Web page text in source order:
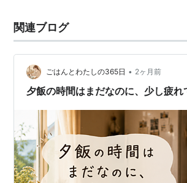
関連ブログ
ごはんとわたしの365日 • 2ヶ月前
夕飯の時間はまだなのに、少し疲れ